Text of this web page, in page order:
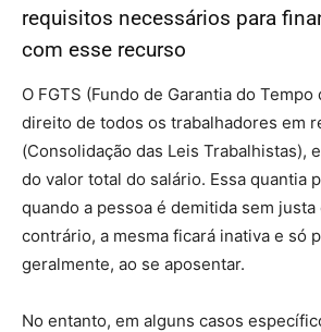
requisitos necessários para
com esse recurso
O FGTS (Fundo de Garantia do
direito de todos os trabalhadores em
(Consolidação das Leis Trabalhistas),
do valor total do salário. Essa quantia
quando a pessoa é demitida sem justa
contrário, a mesma ficará inativa e só
geralmente, ao se aposentar.
No entanto, em alguns casos